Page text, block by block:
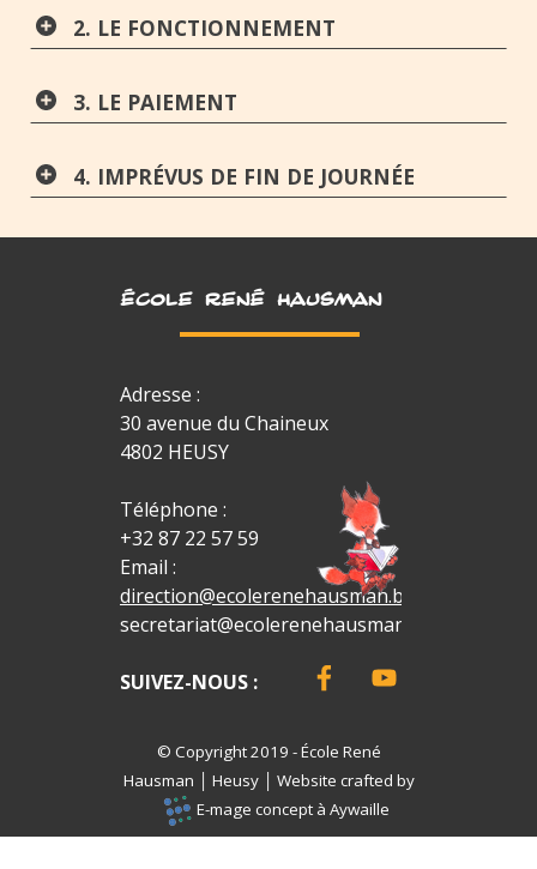
2. LE FONCTIONNEMENT
3. LE PAIEMENT
4. IMPRÉVUS DE FIN DE JOURNÉE
© Copyright 2019 - École René
Hausman │ Heusy
Website crafted by
E-mage concept à Aywaille
ÉCOLE RENÉ HAUSMAN
Adresse :
30 avenue du Chaineux
4802 HEUSY
Téléphone :
+32 87 22 57 59
Email :
direction@ecolerenehausman.be
secretariat@ecolerenehausman.be
SUIVEZ-NOUS :